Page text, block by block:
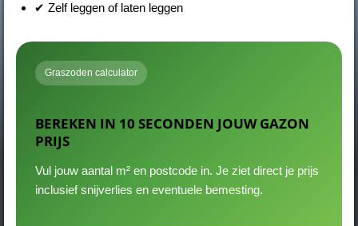
✔ Zelf leggen of laten leggen
Graszoden calculator
BEREKEN IN 10 SECONDEN JOUW GAZON
PRIJS
Vul jouw aantal m² en postcode in. Je ziet direct je prijs
inclusief snijverlies en eventuele bemesting.